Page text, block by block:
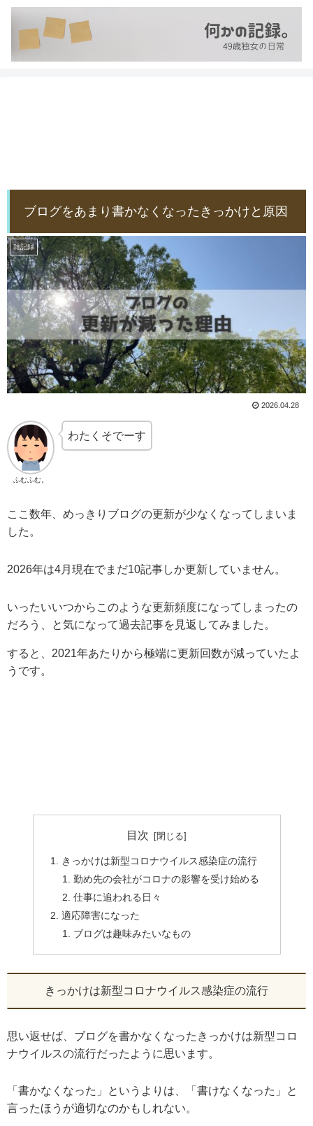
ブログをあまり書かなくなったきっかけと原因
雑記録
2026.04.28
ふむふむ。
わたくそでーす
ここ数年、めっきりブログの更新が少なくなってしまいま
した。
2026年は4月現在でまだ10記事しか更新していません。
いったいいつからこのような更新頻度になってしまったの
だろう、と気になって過去記事を見返してみました。
すると、2021年あたりから極端に更新回数が減っていたよ
うです。
目次
きっかけは新型コロナウイルス感染症の流行
勤め先の会社がコロナの影響を受け始める
仕事に追われる日々
適応障害になった
ブログは趣味みたいなもの
きっかけは新型コロナウイルス感染症の流行
思い返せば、ブログを書かなくなったきっかけは新型コロ
ナウイルスの流行だったように思います。
「書かなくなった」というよりは、「書けなくなった」と
言ったほうが適切なのかもしれない。